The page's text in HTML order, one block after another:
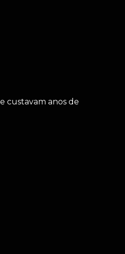
custavam anos de